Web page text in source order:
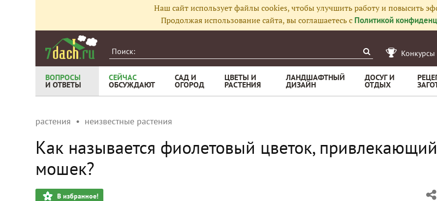
Наш сайт использует файлы cookies, чтобы улучшить работу и повысить
Продолжая использование сайта, вы соглашаетесь с Политикой
Конкурсы
ВОПРОСЫ
И ОТВЕТЫ
СЕЙЧАС
ОБСУЖДАЮТ
САД И
ОГОРОД
ЦВЕТЫ И
РАСТЕНИЯ
ЛАНДШАФТНЫЙ
ДИЗАЙН
ДОСУГ И
ОТДЫХ
растения неизвестные растения
Как называется фиолетовый цветок, привлекающий
мошек?
В избранное!